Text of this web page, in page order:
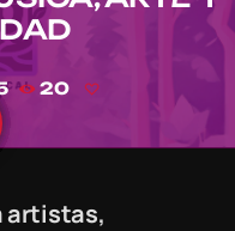
20
artistas,